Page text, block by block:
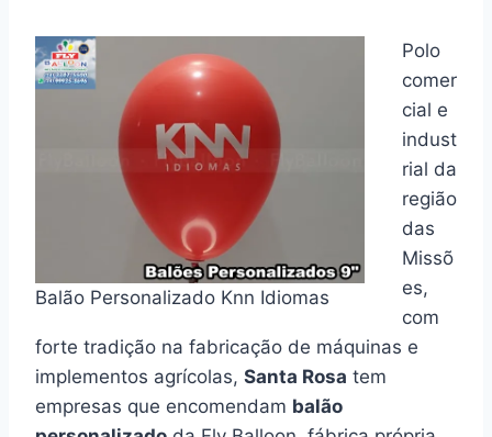
Balão Personalizado Knn Idiomas
Polo
comer
cial e
indust
rial da
região
das
Missõ
es,
com
forte tradição na fabricação de máquinas e
implementos agrícolas, Santa Rosa tem
empresas que encomendam balão